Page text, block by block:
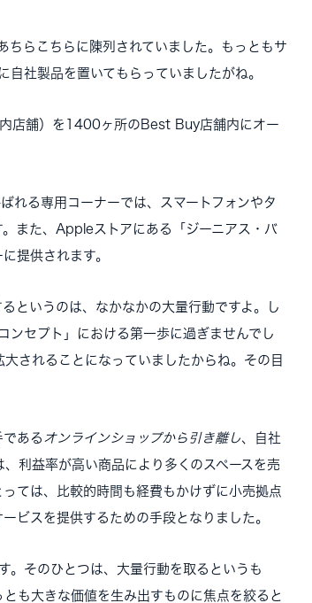
らこちらに陳列されていました。もっともサ
社製品を置いてもらっていましたがね。
店舗）を1400ヶ所のBest Buy店舗内にオー
れる専用コーナーでは、スマートフォンやタ
また、Appleストアにある「ジーニアス・バ
提供されます。
というのは、なかなかの大量行動ですよ。し
セプト」における第一歩に過ぎませんでし
されることになっていましたからね。その目
ある オンラインショップから引き離し、自社
利益率が高い商品により多くのスペースを売
ては、比較的時間も経費もかけずに小売拠点
ビスを提供するための手段となりました。
。そのひとつは、大量行動を取るというも
も大きな価値を生み出すものに焦点を絞ると